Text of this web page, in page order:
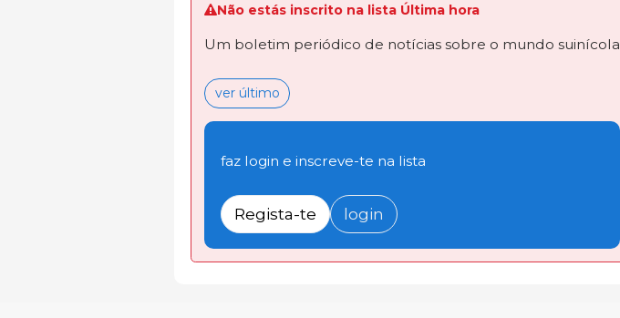
Não estás inscrito na lista Última hora
Um boletim periódico de notícias sobre o mundo suinícola
ver último
faz login e inscreve-te na lista
Regista-te login